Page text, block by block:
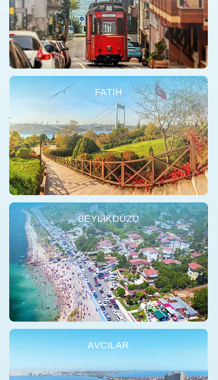
FATIH
BEYLIKDÜZÜ
AVCILAR